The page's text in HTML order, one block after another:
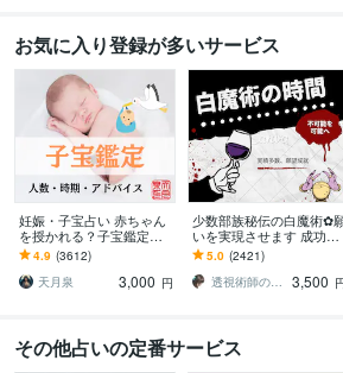
お気に入り登録が多いサービス
妊娠・子宝占い 赤ちゃん
を授かれる？子宝鑑定し
ます 子供を授かるか、授
かる時期、性別、授かる
ための行動を鑑定
4.9 (3612)
天月泉
3,000 円
少数部族秘伝の白魔術✿
いを実現させます 成功率8
0%☆願いを実現します✿
5.0 (2421)
透視術師のアリナ
3,500
その他占いの定番サービス